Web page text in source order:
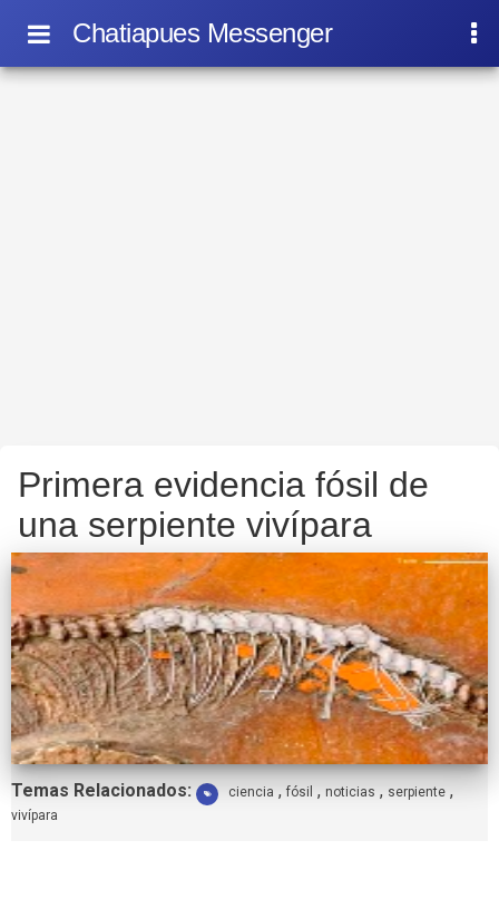
Chatiapues Messenger
Primera evidencia fósil de
una serpiente vivípara
Temas Relacionados: Etiquetas:
ciencia ,fósil , noticias , serpiente ,
vivípara